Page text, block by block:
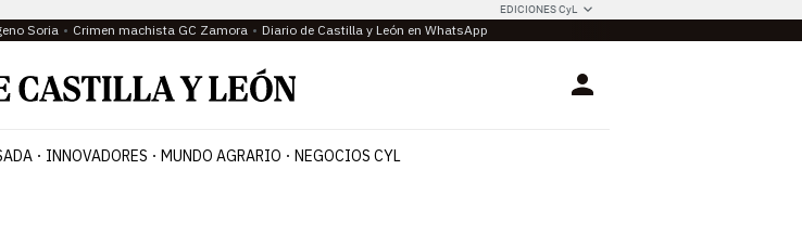
EDICIONES CyL
Soria Crimen machista GC Zamora Diario de Castilla y León en WhatsApp
Login
INNOVADORES MUNDO AGRARIO NEGOCIOS CYL